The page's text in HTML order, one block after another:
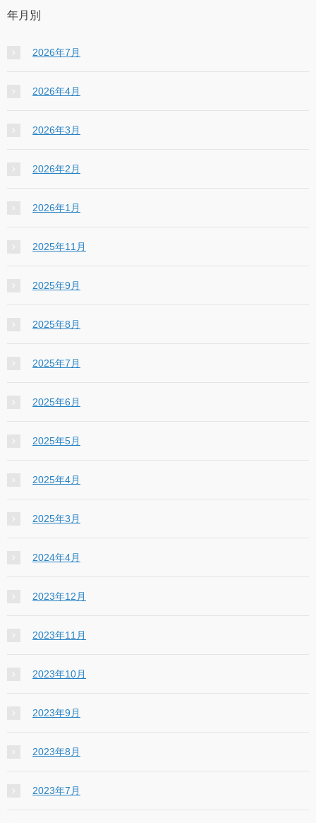
年月別
2026年7月
2026年4月
2026年3月
2026年2月
2026年1月
2025年11月
2025年9月
2025年8月
2025年7月
2025年6月
2025年5月
2025年4月
2025年3月
2024年4月
2023年12月
2023年11月
2023年10月
2023年9月
2023年8月
2023年7月